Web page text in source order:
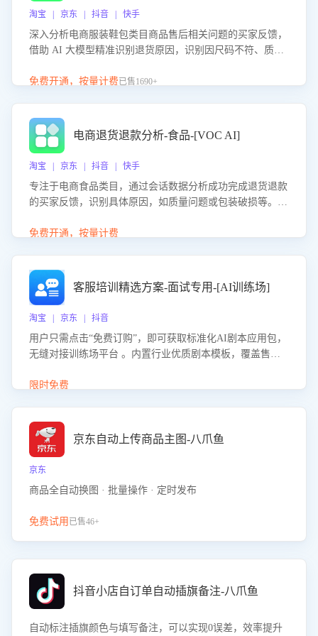
淘宝 | 京东 | 抖音 | 快手
深入分析电商服装鞋包类目商品售后相关问题的买家反馈，
借助 AI 大模型精准识别退货原因，识别因尺码不符、质量
议，助力商家优化产品或服务，实现销售额的显著提升。
免费开通，按量计费已售1690+
电商退货退款分析-食品-[VOC AI]
淘宝 | 京东 | 抖音 | 快手
专注于电商食品类目，通过会话数据分析成功完成退货退款
的买家反馈，识别具体原因，如质量问题或包装破损等。结
商家降低退款率，提升售后效率。
免费开通，按量计费
客服培训精选方案-面试专用-[AI训练场]
淘宝 | 京东 | 抖音
用户只需点击“免费订购”，即可获取标准化AI剧本应用包，
无缝对接训练场平台 。内置行业优质剧本模板，覆盖售前
初始化时间，助力企业快速启动智能客服训练
限时免费
京东自动上传商品主图-八爪鱼
京东
商品全自动换图 · 批量操作 · 定时发布
免费试用 已售46+
抖音小店自订单自动插旗备注-八爪鱼
自动标注插旗颜色与填写备注，可以实现0误差，效率提升